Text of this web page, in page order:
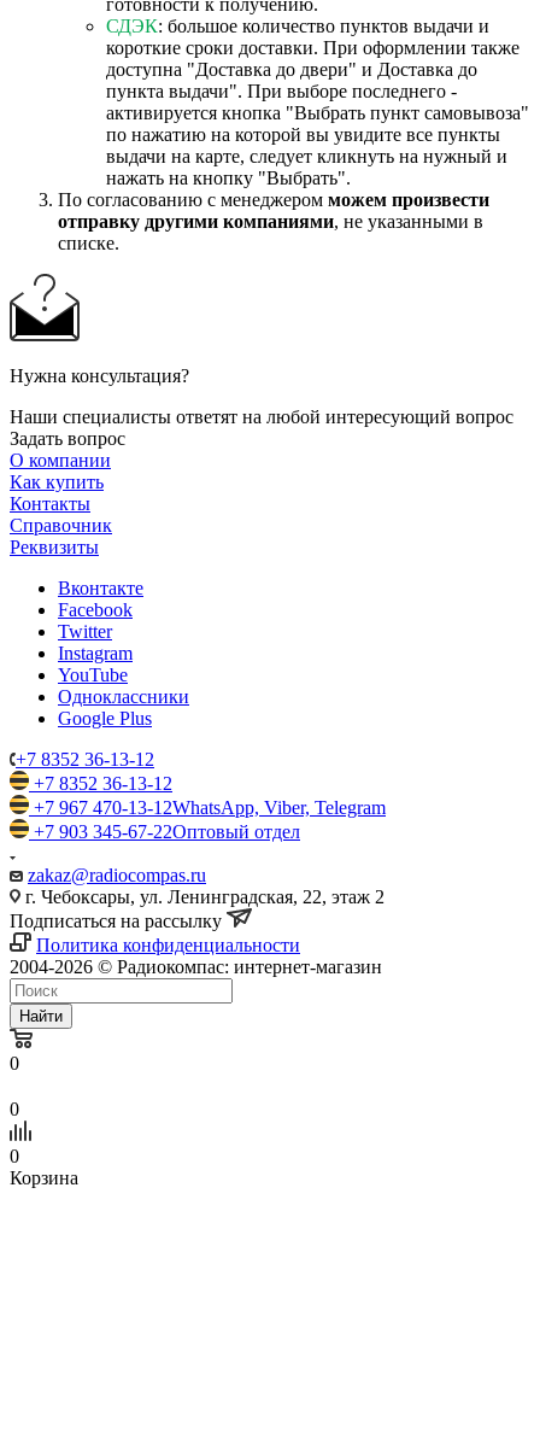
СДЭК: большое количество пунктов выдачи и
короткие сроки доставки. При оформлении также
доступна "Доставка до двери" и Доставка до
пункта выдачи". При выборе последнего -
активируется кнопка "Выбрать пункт самовывоза"
по нажатию на которой вы увидите все пункты
выдачи на карте, следует кликнуть на нужный и
нажать на кнопку "Выбрать".
По согласованию с менеджером можем произвести
отправку другими компаниями, не указанными в
списке.
Нужна консультация?
Наши специалисты ответят на любой интересующий вопрос
Задать вопрос
О компании
Как купить
Контакты
Справочник
Реквизиты
Вконтакте
Facebook
Twitter
Instagram
YouTube
Одноклассники
Google Plus
+7 8352 36-13-12
+7 8352 36-13-12
+7 967 470-13-12WhatsApp, Viber, Telegram
+7 903 345-67-22Оптовый отдел
zakaz@radiocompas.ru
г. Чебоксары, ул. Ленинградская, 22, этаж 2
Подписаться на рассылку
Политика конфиденциальности
2004-2026 © Радиокомпас: интернет-магазин
Найти
0
0
0
Корзина